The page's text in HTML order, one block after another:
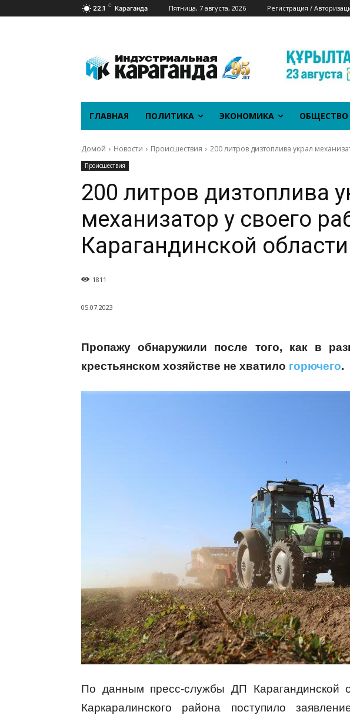
22.1 C Караганда Пятница, 7 августа, 2026 Регистрация /
ГЛАВНАЯ ПОЛИТИКА ЭКОНОМИКА ОБЩЕСТВО
Домой Новости Происшествия 200 литров дизтоплива украл
Происшествия
200 литров дизтоплива
механизатор у своего
Карагандинской области
1811
05.07.2023
Пропажу обнаружили после того, как в
крестьянском хозяйстве не хватило горючего.
По данным пресс-службы ДП Карагандинской
Каркаралинского района поступило